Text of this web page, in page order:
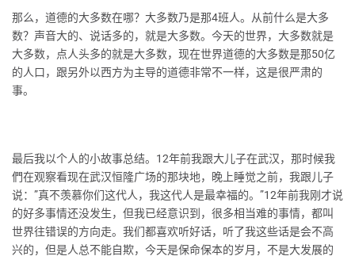
那么，道德的大多数在哪？大多数乃是那4班人。从前什么是大多
数？声音大的、说话多的，就是大多数。今天的世界，大多数就是
大多数，点人头多的就是大多数，现在世界道德的大多数是那50亿
的人口，跟另外以西方为主导的道德非常不一样，这是很严肃的
事。
最后我以个人的小故事总结。12年前我跟大儿子在武汉，那时候我
們在观察看现在武汉恒隆广场的那块地，晚上睡觉之前，我跟儿子
说：”真不羡慕你们这代人，我这代人是最幸福的。”12年前我刚才说
的好多事情还没发生，但我已经意识到，很多相当难的事情，都叫
世界往错误的方向走。我们都喜欢听好话，听了我这些话是会不高
兴的，但是人总不能自欺，今天是保命保本的岁月，不是大发展的